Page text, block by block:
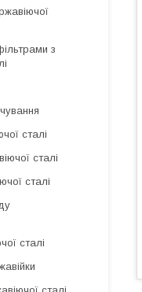
з
сталі
сталі
сталі
сталі